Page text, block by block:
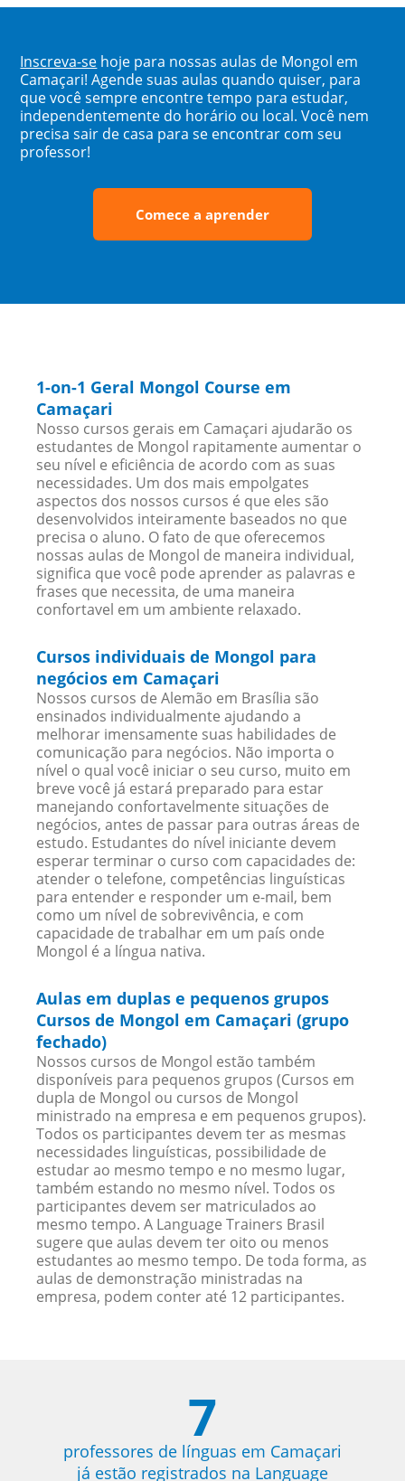
Inscreva-se hoje para nossas aulas de Mongol em
Camaçari! Agende suas aulas quando quiser, para
que você sempre encontre tempo para estudar,
independentemente do horário ou local. Você nem
precisa sair de casa para se encontrar com seu
professor!
Comece a aprender
1-on-1 Geral Mongol Course em
Camaçari
Nosso cursos gerais em Camaçari ajudarão os
estudantes de Mongol rapitamente aumentar o
seu nível e eficiência de acordo com as suas
necessidades. Um dos mais empolgates
aspectos dos nossos cursos é que eles são
desenvolvidos inteiramente baseados no que
precisa o aluno. O fato de que oferecemos
nossas aulas de Mongol de maneira individual,
significa que você pode aprender as palavras e
frases que necessita, de uma maneira
confortavel em um ambiente relaxado.
Cursos individuais de Mongol para
negócios em Camaçari
Nossos cursos de Alemão em Brasília são
ensinados individualmente ajudando a
melhorar imensamente suas habilidades de
comunicação para negócios. Não importa o
nível o qual você iniciar o seu curso, muito em
breve você já estará preparado para estar
manejando confortavelmente situações de
negócios, antes de passar para outras áreas de
estudo. Estudantes do nível iniciante devem
esperar terminar o curso com capacidades de:
atender o telefone, competências linguísticas
para entender e responder um e-mail, bem
como um nível de sobrevivência, e com
capacidade de trabalhar em um país onde
Mongol é a língua nativa.
Aulas em duplas e pequenos grupos
Cursos de Mongol em Camaçari (grupo
fechado)
Nossos cursos de Mongol estão também
disponíveis para pequenos grupos (Cursos em
dupla de Mongol ou cursos de Mongol
ministrado na empresa e em pequenos grupos).
Todos os participantes devem ter as mesmas
necessidades linguísticas, possibilidade de
estudar ao mesmo tempo e no mesmo lugar,
também estando no mesmo nível. Todos os
participantes devem ser matriculados ao
mesmo tempo. A Language Trainers Brasil
sugere que aulas devem ter oito ou menos
estudantes ao mesmo tempo. De toda forma, as
aulas de demonstração ministradas na
empresa, podem conter até 12 participantes.
7
professores de línguas em Camaçari
já estão registrados na Language